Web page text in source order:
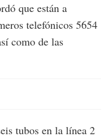
que están a
telefónicos 5654
como de las
tubos en la línea 2